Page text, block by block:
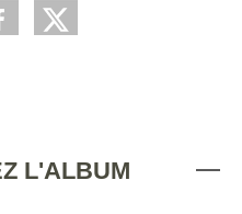
L'ALBUM